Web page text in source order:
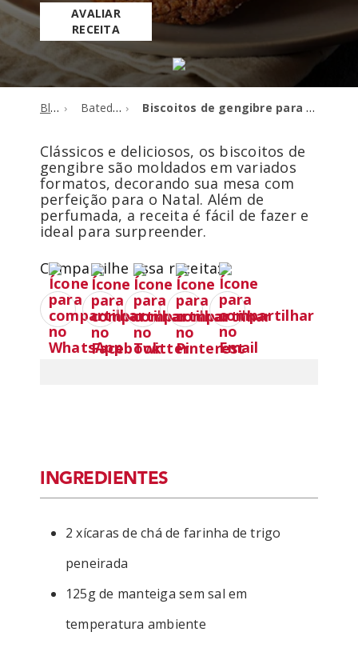
AVALIAR
RECEITA
Blog Batedeiras Biscoitos de gengibre para o Natal
Clássicos e deliciosos, os biscoitos de
gengibre são moldados em variados
formatos, decorando sua mesa com
perfeição para o Natal. Além de
perfumada, a receita é fácil de fazer e
ideal para surpreender.
Compartilhe essa receita:
INGREDIENTES
2 xícaras de chá de farinha de trigo
peneirada
125g de manteiga sem sal em
temperatura ambiente